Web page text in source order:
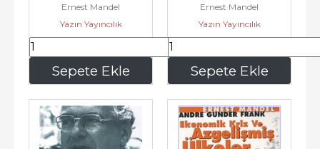
Sepete Ekle
Devriminin Meşruiyeti -
Ernest Mandel
Yazın Yayıncılık
140,00 Sepete Ekle
Sektarizme Karşı
Devrimci Marksizm -
Ernest Mandel
Yazın Yayıncılık
140,00